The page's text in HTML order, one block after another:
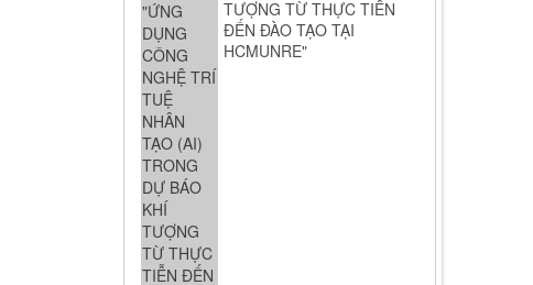
TƯỢNG TỪ THỰC TIỄN
ĐẾN ĐÀO TẠO TẠI
HCMUNRE"